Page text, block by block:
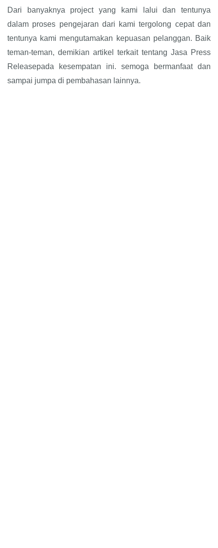
Dari banyaknya project yang kami lalui dan tentunya
dalam proses pengejaran dari kami tergolong cepat dan
tentunya kami mengutamakan kepuasan pelanggan. Baik
teman-teman, demikian artikel terkait tentang Jasa Press
Releasepada kesempatan ini. semoga bermanfaat dan
sampai jumpa di pembahasan lainnya.